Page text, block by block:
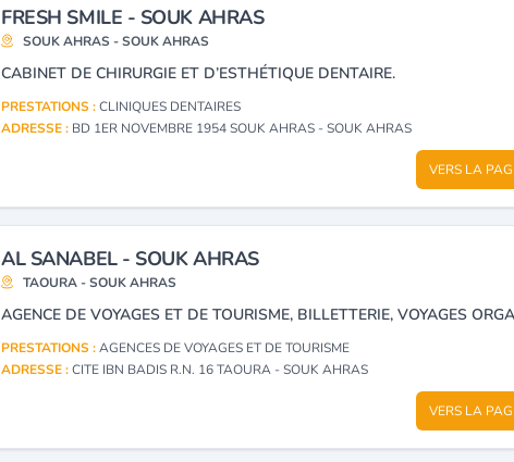
FRESH SMILE - SOUK AHRAS
SOUK AHRAS - SOUK AHRAS
CABINET DE CHIRURGIE ET D’ESTHÉTIQUE DENTAIRE.
PRESTATIONS :CLINIQUES DENTAIRES
ADRESSE : BD 1ER NOVEMBRE 1954 SOUK AHRAS - SOUK AHRAS
VERS LA
AL SANABEL - SOUK AHRAS
TAOURA - SOUK AHRAS
PRESTATIONS :AGENCES DE VOYAGES ET DE TOURISME
ADRESSE :CITE IBN BADIS R.N. 16 TAOURA - SOUK AHRAS
VERS LA